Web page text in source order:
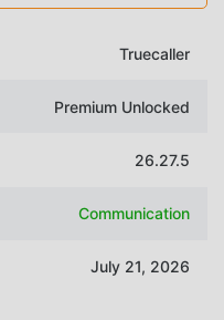
Truecaller
Premium Unlocked
26.27.5
Communication
July 21, 2026